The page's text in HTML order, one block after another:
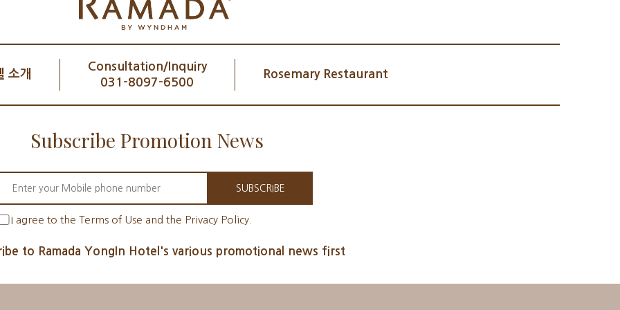
(월) 19:00~21:00익숙한 동요와 사랑스러운 애니메이션 OST
로 아이와 부모님 모두가 함께 즐길 수 있는 작은 콘서트가 펼
캔디와 쿠키 선물도 놓치지 마세요🍬🍪✨레스토랑 키즈 메뉴
운영2026년 5월 2일(토) ~ 5월 4일(월)조식 & 석식 레스토랑
에서 동물 찐빵, 미니 버거, 너겟, 꼬마 김밥 등 아이들을 위한
사를 즐기시는 동안, 가족의 소중한 순간을 추억으로 남길 수
함께 특별한 5월의 추억을 만들어보세요💛예약 및 자세한 문
마음으로 기다리고 있겠습니다.📞 예약 문의 : 031-8097-650
처인구 포곡읍 마성로 420
소개
Consultation/Inquiry
031-8097-6500
Rosemary Restaurant
Subscribe Promotion News
SUBSCRIBE
I agree to the Terms of Use and the Privacy Policy.
to Ramada YongIn Hotel's various promotional news first